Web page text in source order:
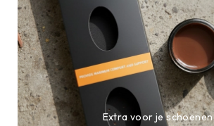
Extra voor je schoenen